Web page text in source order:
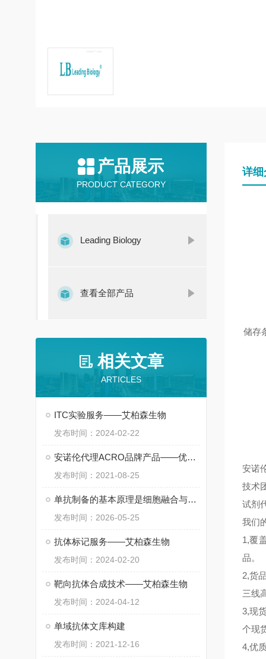
产品展示
PRODUCT CATEGORY
Leading Biology
查看全部产品
相关文章
ARTICLES
ITC实验服务——艾柏森生物
发布时间：2024-02-22
安诺伦代理ACRO品牌产品——优质蛋白供应商
发布时间：2021-08-25
单抗制备的基本原理是细胞融合与筛选
发布时间：2026-05-25
抗体标记服务——艾柏森生物
发布时间：2024-02-20
靶向抗体合成技术——艾柏森生物
发布时间：2024-04-12
单域抗体文库构建
发布时间：2021-12-16
详细
储存
安诺
技术
试剂
我们
1,覆
品。
2,货
三线
3,现
个现
4,优